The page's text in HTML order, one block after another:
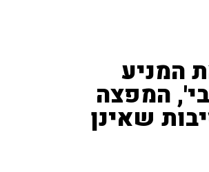
המניע
המפצה
שאינן